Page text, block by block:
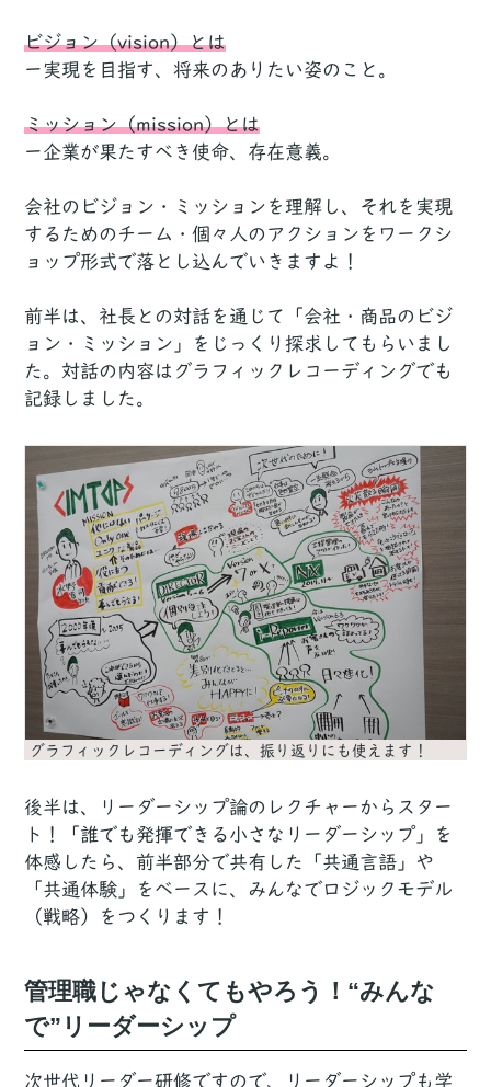
ビジョン（vision）とは
ー実現を目指す、将来のありたい姿のこと。
ミッション（mission）とは
ー企業が果たすべき使命、存在意義。
会社のビジョン・ミッションを理解し、それを実現
するためのチーム・個々人のアクションをワークシ
ョップ形式で落とし込んでいきますよ！
前半は、社長との対話を通じて「会社・商品のビジ
ョン・ミッション」をじっくり探求してもらいまし
た。対話の内容はグラフィックレコーディングでも
記録しました。
グラフィックレコーディングは、振り返りにも使えます！
後半は、リーダーシップ論のレクチャーからスター
ト！「誰でも発揮できる小さなリーダーシップ」を
体感したら、前半部分で共有した「共通言語」や
「共通体験」をベースに、みんなでロジックモデル
（戦略）をつくります！
管理職じゃなくてもやろう！“みんな
で”リーダーシップ
次世代リーダー研修ですので、リーダーシップも学